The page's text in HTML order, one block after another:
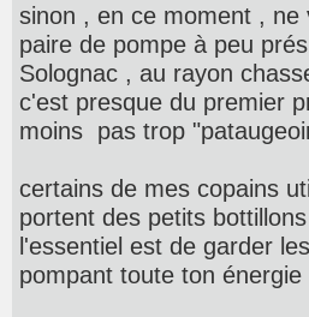
sinon , en ce moment ,
paire de pompe à peu
Solognac , au rayon
c'est presque du premier
moins pas trop
certains de mes copains
portent des petits
l'essentiel est de garder
pompant toute ton